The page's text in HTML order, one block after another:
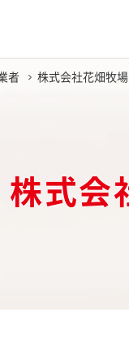
者 株式会社花畑牧場
株式会